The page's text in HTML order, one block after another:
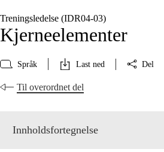
Treningsledelse (IDR04‑03)
Kjerneelementer
Språk Last ned Del
Til overordnet del
Innholdsfortegnelse